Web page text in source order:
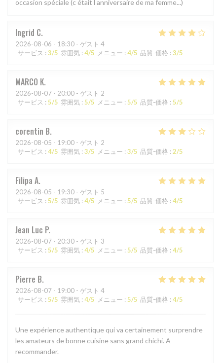
occasion spéciale (c était l anniversaire de ma femme...)
Ingrid C
2026-08-06 - 18:30 - ゲスト 4
サービス : 3/5 雰囲気 : 4/5 メニュー : 4/5 品質-価格 : 3/5
MARCO K
2026-08-07 - 20:00 - ゲスト 2
サービス : 5/5 雰囲気 : 5/5 メニュー : 5/5 品質-価格 : 5/5
corentin B
2026-08-05 - 19:00 - ゲスト 2
サービス : 4/5 雰囲気 : 3/5 メニュー : 3/5 品質-価格 : 2/5
Filipa A
2026-08-05 - 19:30 - ゲスト 5
サービス : 5/5 雰囲気 : 4/5 メニュー : 5/5 品質-価格 : 4/5
Jean Luc P
2026-08-07 - 20:30 - ゲスト 3
サービス : 5/5 雰囲気 : 4/5 メニュー : 5/5 品質-価格 : 4/5
Pierre B
2026-08-07 - 19:00 - ゲスト 4
サービス : 5/5 雰囲気 : 4/5 メニュー : 5/5 品質-価格 : 4/5
Une expérience authentique qui va certainement surprendre
les amateurs de bonne cuisine sans grand chichi. A
recommander.